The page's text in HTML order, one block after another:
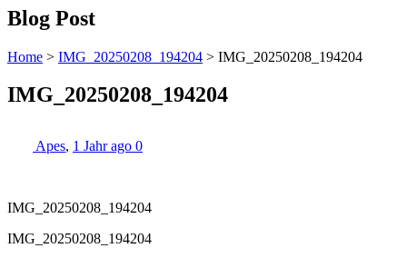
Blog Post
Home > IMG_20250208_194204 > IMG_20250208_194204
IMG_20250208_194204
Apes, 1 Jahr ago 0
IMG_20250208_194204
IMG_20250208_194204